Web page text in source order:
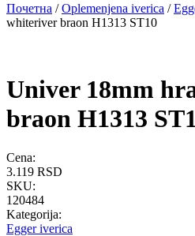
Почетна /Oplemenjena iverica /
whiteriver braon H1313 ST10
Univer 18mm
braon H1313
Cena:
3.119 RSD
SKU:
120484
Kategorija:
Egger iverica